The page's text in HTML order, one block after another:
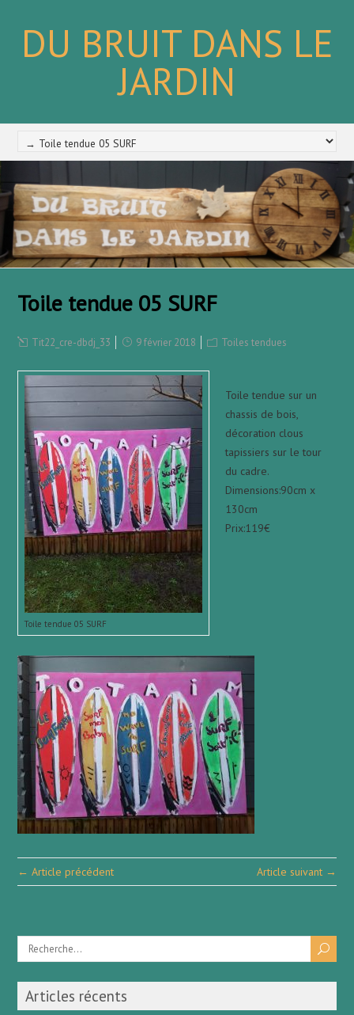
DU BRUIT DANS LE
JARDIN
Toile tendue 05 SURF
Tit22_cre-dbdj_33 9 février 2018 Toiles tendues
Toile tendue 05 SURF
Toile tendue sur un
chassis de bois,
décoration clous
tapissiers sur le tour
du cadre.
Dimensions:90cm x
130cm
Prix:119€
← Article précédent Article suivant →
Articles récents